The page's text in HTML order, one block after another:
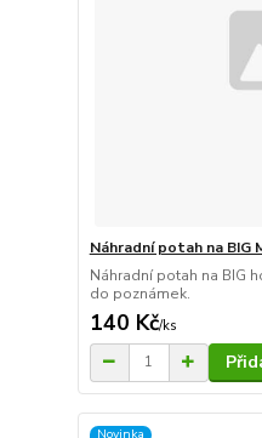
Náhradní potah na BIG
Náhradní potah na BIG
do poznámek.
140 Kč/ks
Novinka